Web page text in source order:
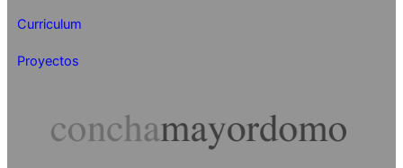
Curriculum
Proyectos